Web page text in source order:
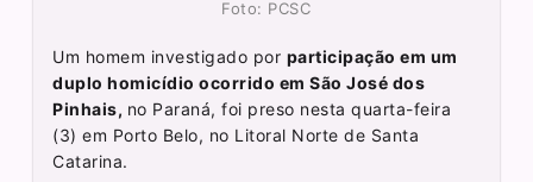
Foto: PCSC
Um homem investigado por participação em um
duplo homicídio ocorrido em São José dos
Pinhais, no Paraná, foi preso nesta quarta-feira
(3) em Porto Belo, no Litoral Norte de Santa
Catarina.